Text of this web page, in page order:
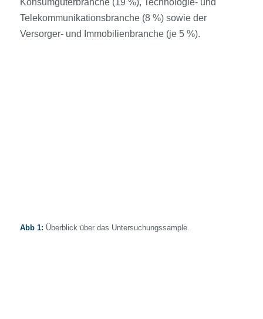
Telekommunikationsbranche (8 %) sowie der
Versorger- und Immobilienbranche (je 5 %).
Abb 1: Überblick über das Untersuchungssample.